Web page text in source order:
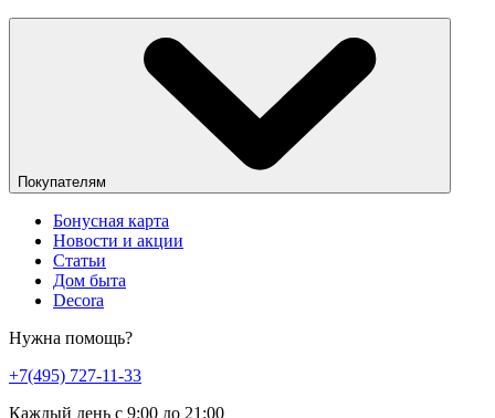
Покупателям
Бонусная карта
Новости и акции
Статьи
Дом быта
Decora
Нужна помощь?
+7(495) 727-11-33
Каждый день с 9:00 до 21:00